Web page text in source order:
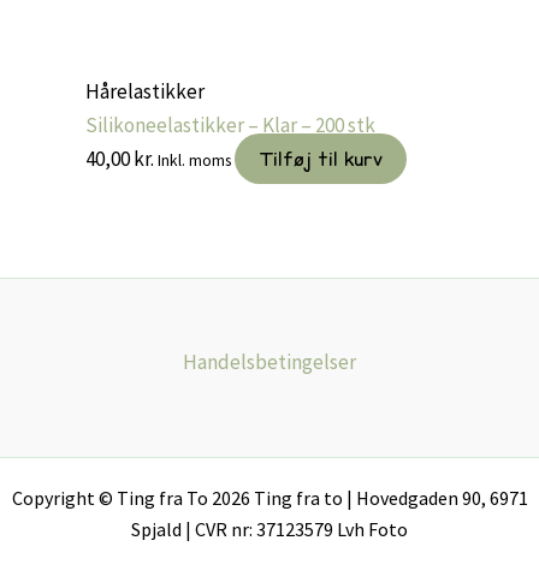
Hårelastikker
Silikoneelastikker – Klar – 200 stk
40,00kr. Inkl. moms Tilføj til kurv
Handelsbetingelser
Copyright © Ting fra To 2026 Ting fra to | Hovedgaden 90, 6971
Spjald | CVR nr: 37123579 Lvh Foto